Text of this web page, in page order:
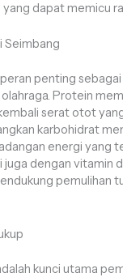
dapat memicu
Seimbang
penting
Protein
serat otot
karbohidrat
energi yang
juga dengan vitamin
pemulihan
kunci utama